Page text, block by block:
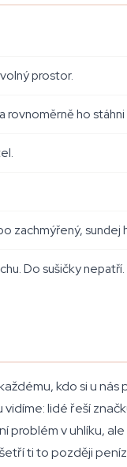
prostor.
ho
zachmýřený,
Do sušičky nepatří.
kdo si u
lidé řeší
v uhlíku,
ti to později